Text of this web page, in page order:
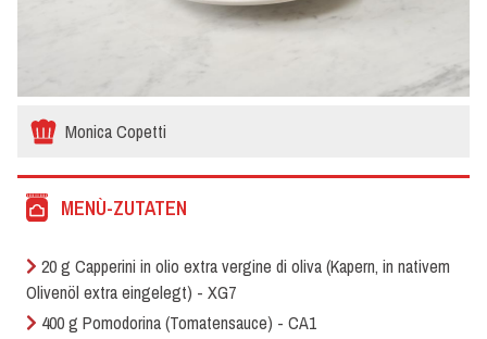
Monica Copetti
MENÙ-ZUTATEN
20 g Capperini in olio extra vergine di oliva (Kapern, in nativem
Olivenöl extra eingelegt) - XG7
400 g Pomodorina (Tomatensauce) - CA1